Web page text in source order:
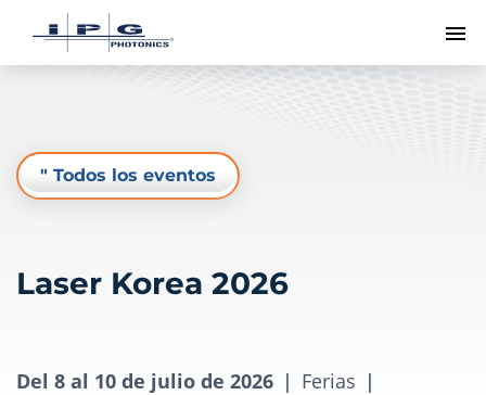
" Todos los eventos
Laser Korea 2026
Del 8 al 10 de julio de 2026 | Ferias |